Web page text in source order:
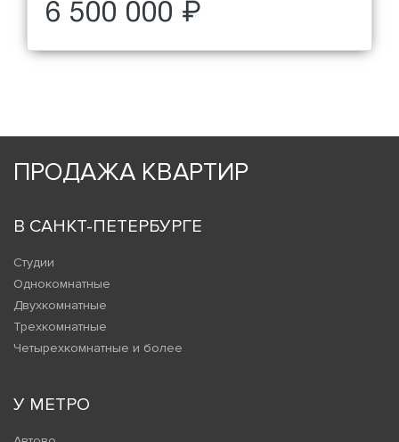
6 500 000 ₽
ПРОДАЖА КВАРТИР
В САНКТ-ПЕТЕРБУРГЕ
Студии
Однокомнатные
Двухкомнатные
Трехкомнатные
Четырехкомнатные и более
У МЕТРО